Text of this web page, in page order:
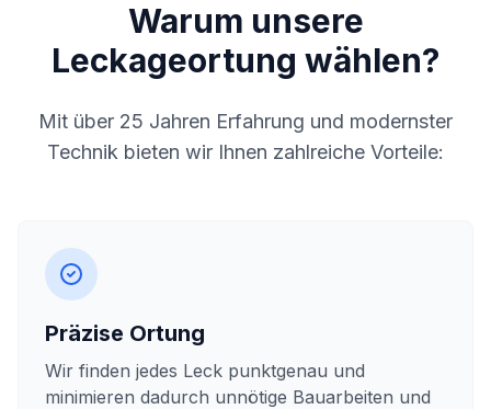
Warum unsere
Leckageortung wählen?
Mit über 25 Jahren Erfahrung und modernster
Technik bieten wir Ihnen zahlreiche Vorteile:
Präzise Ortung
Wir finden jedes Leck punktgenau und
minimieren dadurch unnötige Bauarbeiten und